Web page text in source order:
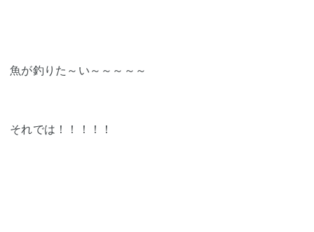
魚が釣りた～い～～～～～
それでは！！！！！